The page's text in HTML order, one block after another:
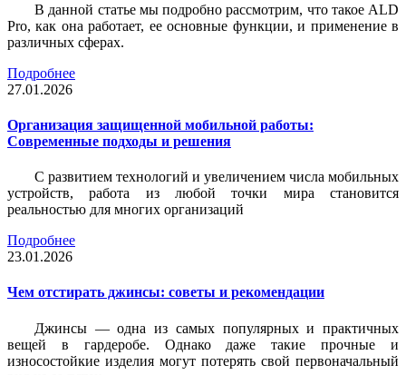
В данной статье мы подробно рассмотрим, что такое ALD
Pro, как она работает, ее основные функции, и применение в
различных сферах.
Подробнее
27.01.2026
Организация защищенной мобильной работы:
Современные подходы и решения
С развитием технологий и увеличением числа мобильных
устройств, работа из любой точки мира становится
реальностью для многих организаций
Подробнее
23.01.2026
Чем отстирать джинсы: советы и рекомендации
Джинсы — одна из самых популярных и практичных
вещей в гардеробе. Однако даже такие прочные и
износостойкие изделия могут потерять свой первоначальный